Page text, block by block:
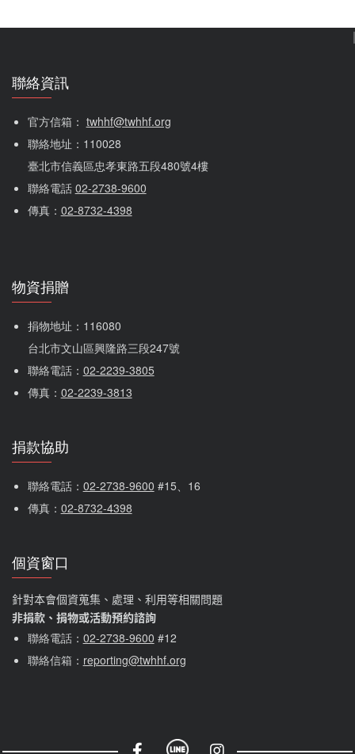
聯絡資訊
官方信箱： twhhf@twhhf.org
聯絡地址：110028
臺北市信義區忠孝東路五段480號4樓
聯絡電話 02-2738-9600
傳真： 02-8732-4398
物資捐贈
捐物地址：116080
台北市文山區興隆路三段247號
聯絡電話： 02-2239-3805
傳真： 02-2239-3813
捐款協助
聯絡電話： 02-2738-9600 #15、16
傳真： 02-8732-4398
個資窗口
針對本會個資蒐集、處理、利用等相關問題
非捐款、捐物或活動預約諮詢
聯絡電話： 02-2738-9600 #12
聯絡信箱： reporting@twhhf.org